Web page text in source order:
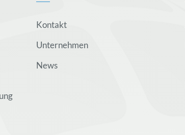
Kontakt
Unternehmen
News